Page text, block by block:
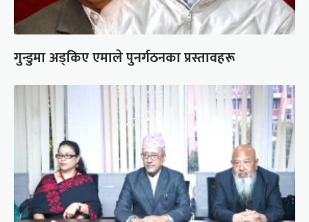
गुन्डुमा अड्किए एमाले पुनर्गठनका प्रस्तावहरू